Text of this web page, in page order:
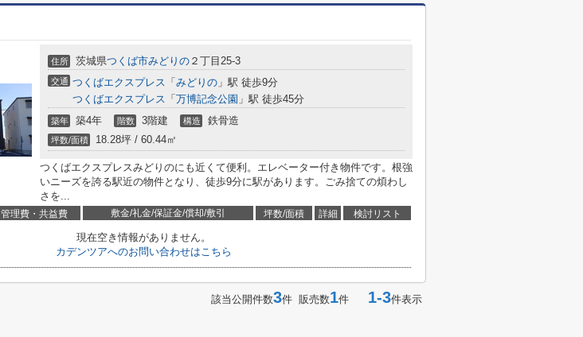
住所 茨城県つくば市みどりの ２丁目25-3
交通 つくばエクスプレス 「 みどりの 」駅 徒歩9分
つくばエクスプレス 「 万博記念公園 」駅 徒歩45分
築年 築4年 階数 3階建 構造 鉄骨造
坪数/面積 18.28坪 / 60.44㎡
つくばエクスプレスみどりのにも近くて便利。エレベーター付き物件です。根強
いニーズを誇る駅近の物件となり、徒歩9分に駅があります。ごみ捨ての煩わし
さを...
管理費・共益費 敷金/礼金/保証金/償却/敷引 坪数/面積 詳細 検討リスト
現在空き情報がありません。
カデンツアへのお問い合わせはこちら
該当公開件数3件 販売数1件 1-3件表示